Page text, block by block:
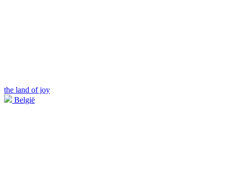
the land of joy
België